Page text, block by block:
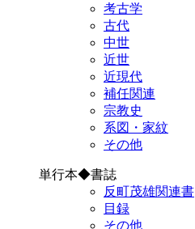
考古学
古代
中世
近世
近現代
補任関連
宗教史
系図・家紋
その他
単行本◆書誌
反町茂雄関連書
目録
その他